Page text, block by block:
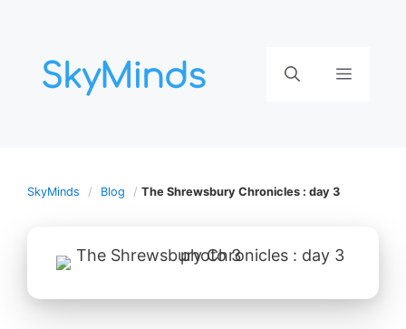
contenu
Menu
SkyMinds Blog The Shrewsbury Chronicles : day 3